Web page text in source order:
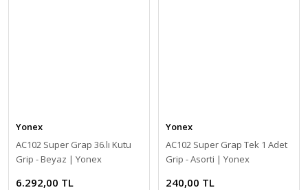
Yonex
AC102 Super Grap 36.lı Kutu
Grip - Beyaz | Yonex
6.292,00 TL
Yonex
AC102 Super Grap Tek 1 Adet
Grip - Asorti | Yonex
240,00 TL